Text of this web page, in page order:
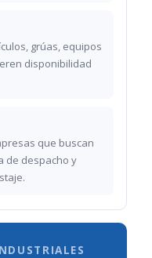
grúas, equipos
disponibilidad
que buscan
de despacho y